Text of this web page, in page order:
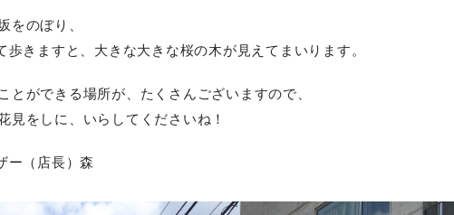
をのぼり、
歩きますと、大きな大きな桜の木が見えてまいります。
とができる場所が、たくさんございますので、
見をしに、いらしてくださいね！
ー（店長）森